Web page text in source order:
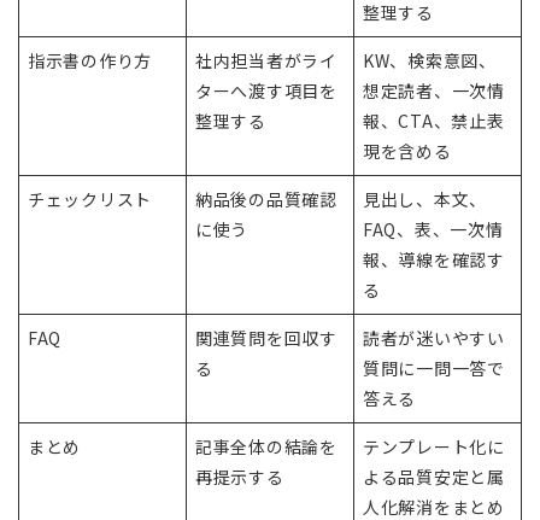
整理する
指示書の作り方
社内担当者がライ
ターへ渡す項目を
整理する
KW、検索意図、
想定読者、一次情
報、CTA、禁止表
現を含める
チェックリスト
納品後の品質確認
に使う
見出し、本文、
FAQ、表、一次情
報、導線を確認す
る
FAQ
関連質問を回収す
る
読者が迷いやすい
質問に一問一答で
答える
まとめ
記事全体の結論を
再提示する
テンプレート化に
よる品質安定と属
人化解消をまとめ